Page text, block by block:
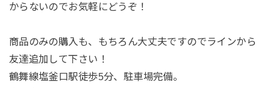
からないのでお気軽にどうぞ！
商品のみの購入も、もちろん大丈夫ですのでラインから
友達追加して下さい！
鶴舞線塩釜口駅徒歩5分、駐車場完備。